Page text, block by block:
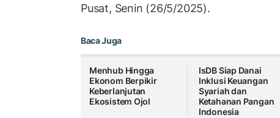
Pusat, Senin (26/5/2025).
Baca Juga
Menhub Hingga
Ekonom Berpikir
Keberlanjutan
Ekosistem Ojol
IsDB Siap Danai
Inklusi Keuangan
Syariah dan
Ketahanan Pangan
Indonesia